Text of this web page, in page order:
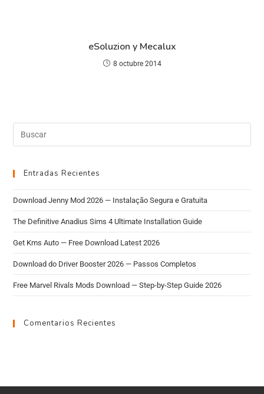
eSoluzion y Mecalux
8 octubre 2014
Entradas Recientes
Download Jenny Mod 2026 — Instalação Segura e Gratuita
The Definitive Anadius Sims 4 Ultimate Installation Guide
Get Kms Auto — Free Download Latest 2026
Download do Driver Booster 2026 — Passos Completos
Free Marvel Rivals Mods Download — Step-by-Step Guide 2026
Comentarios Recientes